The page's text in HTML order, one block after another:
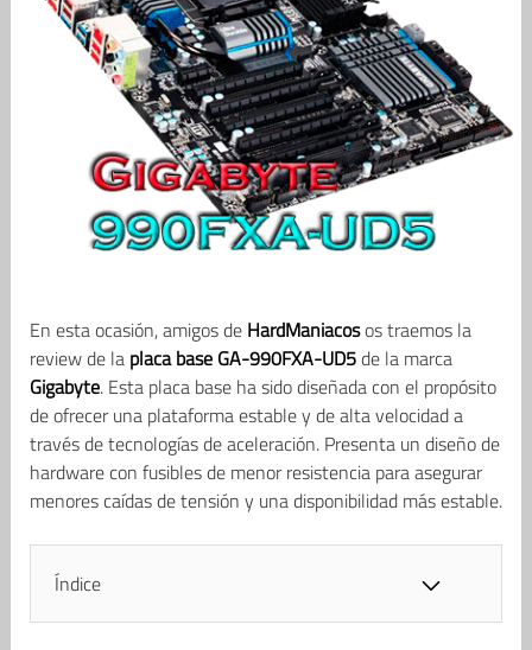
En esta ocasión, amigos de HardManiacosos traemos la
review de la placa base GA-990FXA-UD5de la marca
Gigabyte. Esta placa base ha sido diseñada con el propósito
de ofrecer una plataforma estable y de alta velocidad a
través de tecnologías de aceleración. Presenta un diseño de
hardware con fusibles de menor resistencia para asegurar
menores caídas de tensión y una disponibilidad más estable.
Índice